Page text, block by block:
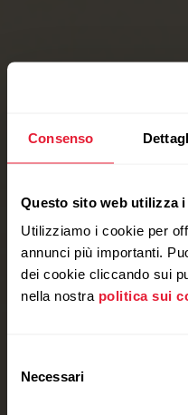
Consenso
Questo sito web utilizza
Utilizziamo i cookie per
annunci più importanti.
dei cookie cliccando sui
nella nostra politica sui
delNecessari